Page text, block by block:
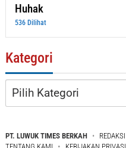
Huhak
536 Dilihat
Kategori
Kategori
PT. LUWUK TIMES BERKAH REDAKSI